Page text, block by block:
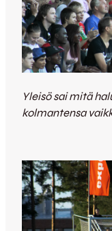
Yleisö sai mitä
kolmantensa